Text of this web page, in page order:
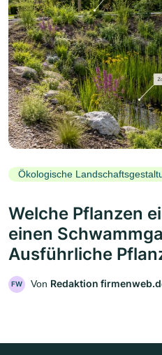
Ökologische
Welche Pflanzen
einen
Ausführliche
FW Von Redaktion